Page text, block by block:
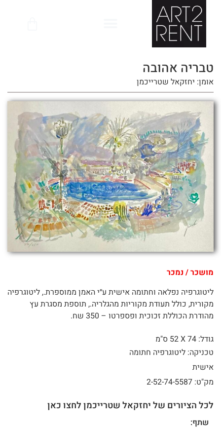
טבריה אהובה
אומן: יחזקאל שטרייכמן
מושכר / נמכר
ליטוגרפיה נפלאה וחתומה אישית ע״י האמן ממוספרת., ליטוגרפיה
מקורית, כולל תעודת מקוריות מהגלריה., תוספת מסגרת עץ
מהודרת הכוללת זכוכית ופספרטו – 350 שח.
גודל: 74 X
52 ס"מ
טכניקה: ליטוגרפיה חתומה
אישית
מק"ט: 2-52-74-5587
לכל הציורים של יחזקאל שטרייכמן לחצו כאן
שתף: